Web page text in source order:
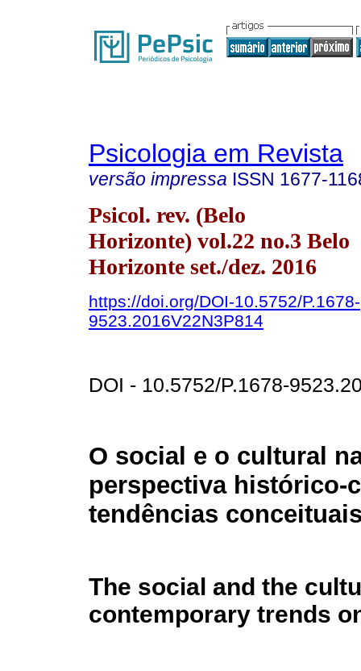
Psicologia em Revista
versão impressa ISSN 1677-
Psicol. rev. (Belo
Horizonte) vol.22 no.3 Belo
Horizonte set./dez. 2016
https://doi.org/DOI-10.5752/P.1678-
9523.2016V22N3P814
DOI - 10.5752/P.1678-
O social e o cultural
perspectiva histórico-
tendências
The social and the
contemporary trends